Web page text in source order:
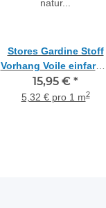
Stores Gardine Stoff
Vorhang Voile einfarbig
natur transparent,
Meterware
15,95 € *
5,32 € pro 1 m2